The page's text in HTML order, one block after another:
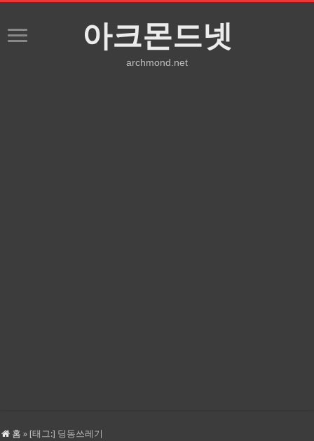
아크몬드넷
archmond.net
홈 » [태그:] 딩동쓰레기